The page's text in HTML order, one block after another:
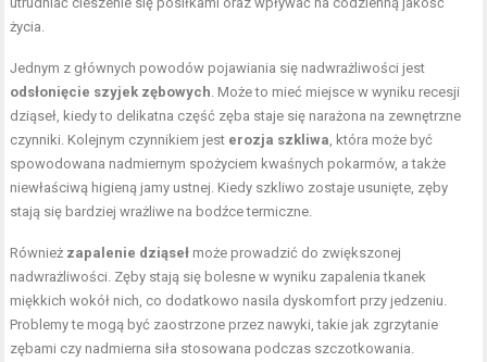
życia.
Jednym z głównych powodów pojawiania się nadwrażliwości jest
odsłonięcie szyjek zębowych. Może to mieć miejsce w wyniku recesji
dziąseł, kiedy to delikatna część zęba staje się narażona na zewnętrzne
czynniki. Kolejnym czynnikiem jest erozja szkliwa, która może być
spowodowana nadmiernym spożyciem kwaśnych pokarmów, a także
niewłaściwą higieną jamy ustnej. Kiedy szkliwo zostaje usunięte, zęby
stają się bardziej wrażliwe na bodźce termiczne.
Również zapalenie dziąseł może prowadzić do zwiększonej
nadwrażliwości. Zęby stają się bolesne w wyniku zapalenia tkanek
miękkich wokół nich, co dodatkowo nasila dyskomfort przy jedzeniu.
Problemy te mogą być zaostrzone przez nawyki, takie jak zgrzytanie
zębami czy nadmierna siła stosowana podczas szczotkowania.